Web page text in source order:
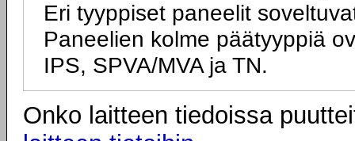
Eri tyyppiset paneelit
Paneelien kolme päätyyppiä
IPS, SPVA/MVA ja TN.
Onko laitteen tiedoissa